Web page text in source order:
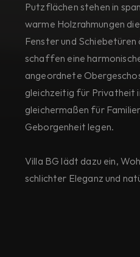
Putzflächen stehen in
warme Holzrahmungen
Fenster und
schaffen eine
angeordnete
gleichzeitig für Privatheit
gleichermaßen für
Geborgenheit legen.
Villa BG lädt dazu ein,
schlichter Eleganz und